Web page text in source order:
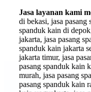
Jasa layanan kami
di bekasi, jasa pasang
spanduk kain di
jakarta, jasa pasang
spanduk kain jakarta
jakarta timur, jasa
pasang spanduk kain
murah, jasa pasang
pasang spanduk kain